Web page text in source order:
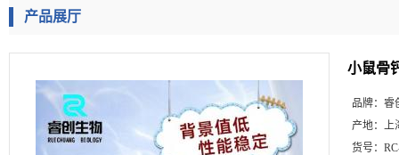
产品展厅
小鼠骨
品牌： 睿
产地： 上
货号：